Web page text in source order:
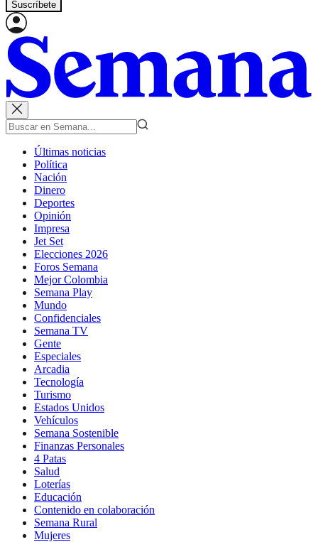
Suscríbete
Últimas noticias
Política
Nación
Dinero
Deportes
Opinión
Impresa
Jet Set
Elecciones 2026
Foros Semana
Mejor Colombia
Semana Play
Mundo
Confidenciales
Semana TV
Gente
Especiales
Arcadia
Tecnología
Turismo
Estados Unidos
Vehículos
Semana Sostenible
Finanzas Personales
4 Patas
Salud
Loterías
Educación
Contenido en colaboración
Semana Rural
Mujeres